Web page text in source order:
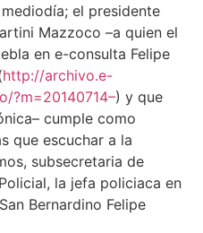
el presidente
Mazzoco –a quien el
en e-consulta Felipe
http://archivo.e-
?m=20140714–) y que
cumple como
que escuchar a la
subsecretaria de
la jefa policiaca en
Bernardino Felipe